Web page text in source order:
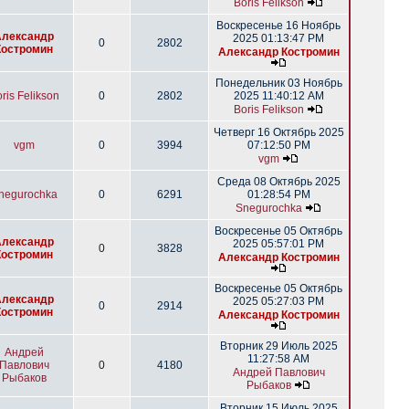
Boris Felikson
0 2802
Воскресенье 16 Ноябрь
2025 01:13:47 PM
Александр Костромин
Felikson 0 2802
Понедельник 03 Ноябрь
2025 11:40:12 AM
Boris Felikson
vgm 0 3994
Четверг 16 Октябрь 2025
07:12:50 PM
vgm
0 6291
Среда 08 Октябрь 2025
01:28:54 PM
Snegurochka
0 3828
Воскресенье 05 Октябрь
2025 05:57:01 PM
Александр Костромин
0 2914
Воскресенье 05 Октябрь
2025 05:27:03 PM
Александр Костромин
Андрей
Павлович
Рыбаков
0 4180
Вторник 29 Июль 2025
11:27:58 AM
Андрей Павлович
Рыбаков